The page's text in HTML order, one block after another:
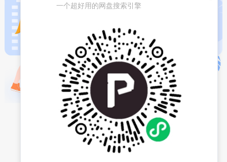
一个超好用的网盘搜索引擎